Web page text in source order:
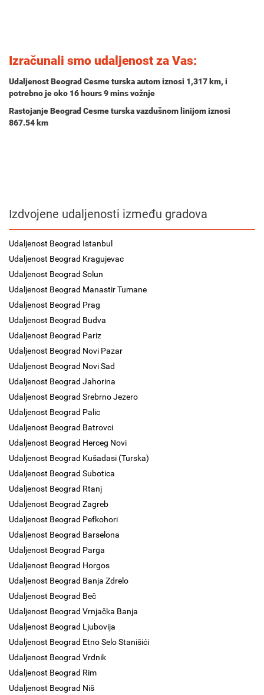
Izračunali smo udaljenost za Vas:
Udaljenost Beograd Cesme turska autom iznosi 1,317 km, i
potrebno je oko 16 hours 9 minsvožnje
Rastojanje Beograd Cesme turska vazdušnom linijom iznosi
867.54 km
Izdvojene udaljenosti između gradova
Udaljenost Beograd Istanbul
Udaljenost Beograd Kragujevac
Udaljenost Beograd Solun
Udaljenost Beograd Manastir Tumane
Udaljenost Beograd Prag
Udaljenost Beograd Budva
Udaljenost Beograd Pariz
Udaljenost Beograd Novi Pazar
Udaljenost Beograd Novi Sad
Udaljenost Beograd Jahorina
Udaljenost Beograd Srebrno Jezero
Udaljenost Beograd Palic
Udaljenost Beograd Batrovci
Udaljenost Beograd Herceg Novi
Udaljenost Beograd Kušadasi (turska)
Udaljenost Beograd Subotica
Udaljenost Beograd Rtanj
Udaljenost Beograd Zagreb
Udaljenost Beograd Pefkohori
Udaljenost Beograd Barselona
Udaljenost Beograd Parga
Udaljenost Beograd Horgos
Udaljenost Beograd Banja Zdrelo
Udaljenost Beograd Beč
Udaljenost Beograd Vrnjačka Banja
Udaljenost Beograd Ljubovija
Udaljenost Beograd Etno Selo Stanišići
Udaljenost Beograd Vrdnik
Udaljenost Beograd Rim
Udaljenost Beograd Niš